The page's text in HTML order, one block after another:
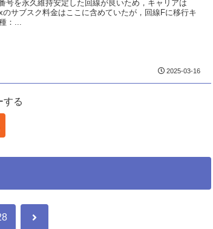
号を永久維持安定した回線が良いため，キャリアは
サブスク料金はここに含めていたが，回線Fに移行キ
：...
2025-03-16
する
次